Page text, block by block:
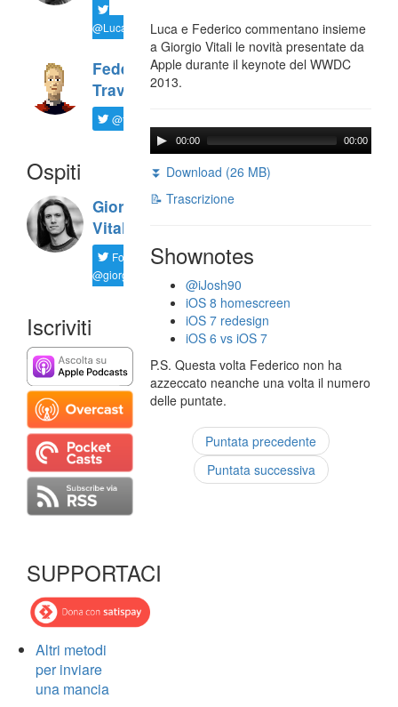
@LucaTNT
Federico
Travaini
@ftrava
Ospiti
Giorgio
Vitali
Follow
@giorgio__vit
Iscriviti
SUPPORTACI
Altri metodi
per inviare
una mancia
Luca e Federico commentano insieme
a Giorgio Vitali le novità presentate da
Apple durante il keynote del WWDC
2013.
00:00 00:00
⏬ Download (26 MB)
📝 Trascrizione
Shownotes
@iJosh90
iOS 8 homescreen
iOS 7 redesign
iOS 6 vs iOS 7
P.S. Questa volta Federico non ha
azzeccato neanche una volta il numero
delle puntate.
Puntata precedente
Puntata successiva